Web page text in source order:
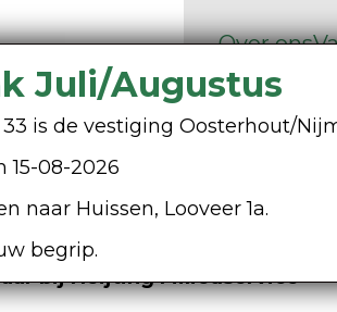
Over ons
huren
bij Heijting Milieuservice
Juli/Augustus
33 is de vestiging Oosterhout/
15-08-2026
naar Huissen, Looveer 1a.
begrip.